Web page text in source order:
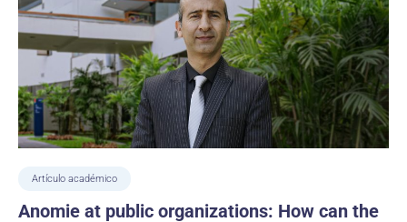
Artículo académico
Anomie at public organizations: How can the